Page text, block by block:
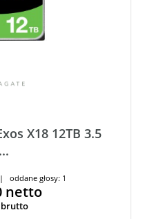
X18 12TB 3.5
oddane głosy: 1
netto
brutto